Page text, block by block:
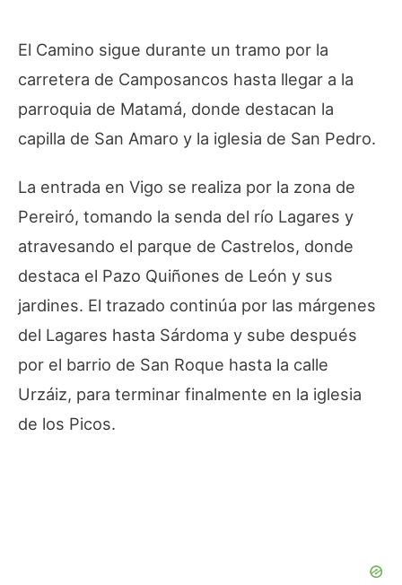
El Camino sigue durante un tramo por la
carretera de Camposancos hasta llegar a la
parroquia de Matamá, donde destacan la
capilla de San Amaro y la iglesia de San Pedro.
La entrada en Vigo se realiza por la zona de
Pereiró, tomando la senda del río Lagares y
atravesando el parque de Castrelos, donde
destaca el Pazo Quiñones de León y sus
jardines. El trazado continúa por las márgenes
del Lagares hasta Sárdoma y sube después
por el barrio de San Roque hasta la calle
Urzáiz, para terminar finalmente en la iglesia
de los Picos.